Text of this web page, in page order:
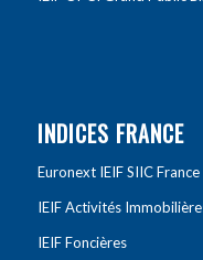
INDICES FRANCE
Euronext IEIF SIIC France
IEIF Activités
IEIF Foncières